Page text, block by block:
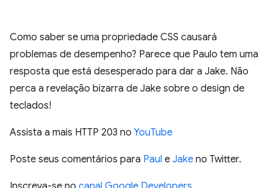
Como saber se uma propriedade CSS causará
problemas de desempenho? Parece que Paulo tem uma
resposta que está desesperado para dar a Jake. Não
perca a revelação bizarra de Jake sobre o design de
teclados!
Assista a mais HTTP 203 no YouTube
Poste seus comentários para Paul e Jake no Twitter.